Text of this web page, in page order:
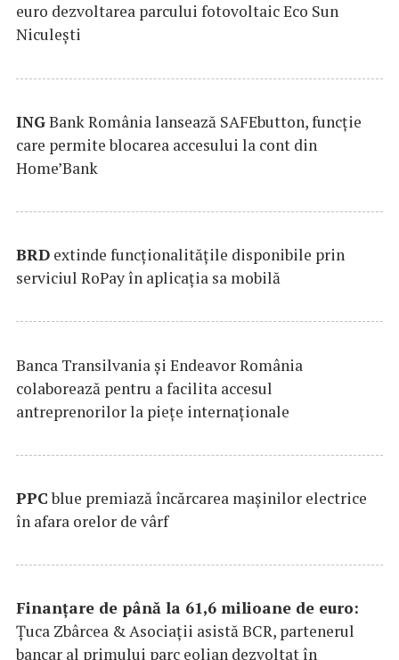
euro dezvoltarea parcului fotovoltaic Eco Sun
Niculești
INGBank România lansează SAFEbutton, funcţie
care permite blocarea accesului la cont din
Home’Bank
BRD extinde funcţionalităţile disponibile prin
serviciul RoPay în aplicaţia sa mobilă
Banca Transilvania şi Endeavor România
colaborează pentru a facilita accesul
antreprenorilor la pieţe internaţionale
PPCblue premiază încărcarea maşinilor electrice
în afara orelor de vârf
Finanțare de până la 61,6 milioane de euro:
Țuca Zbârcea & Asociații asistă BCR, partenerul
bancar al primului parc eolian dezvoltat în